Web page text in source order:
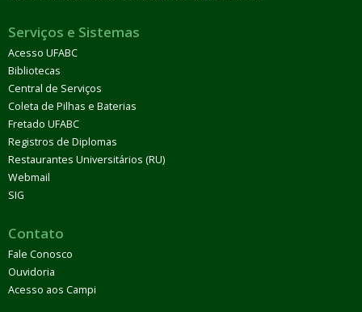
Serviços e Sistemas
Acesso UFABC
Bibliotecas
Central de Serviços
Coleta de Pilhas e Baterias
Fretado UFABC
Registros de Diplomas
Restaurantes Universitários (RU)
Webmail
SIG
Contato
Fale Conosco
Ouvidoria
Acesso aos Campi